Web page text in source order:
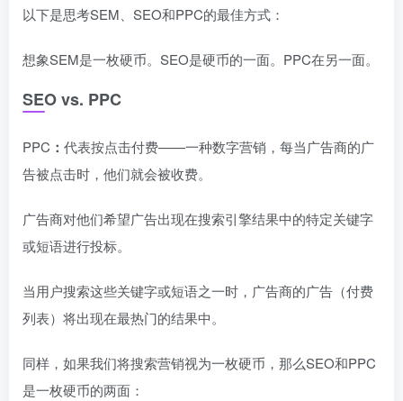
以下是思考SEM、SEO和PPC的最佳方式：
想象SEM是一枚硬币。SEO是硬币的一面。PPC在另一面。
SEO vs. PPC
PPC ： 代表按点击付费——一种数字营销，每当广告商的广
告被点击时，他们就会被收费。
广告商对他们希望广告出现在搜索引擎结果中的特定关键字
或短语进行投标。
当用户搜索这些关键字或短语之一时，广告商的广告（付费
列表）将出现在最热门的结果中。
同样，如果我们将搜索营销视为一枚硬币，那么SEO和PPC
是一枚硬币的两面：